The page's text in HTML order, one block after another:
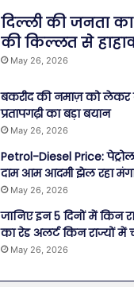
दिल्ली की जनता
की किल्लत से
May 26, 2026
बकरीद की नमाज़ को लेकर
प्रतापगढ़ी का बड़ा बयान
May 26, 2026
Petrol-Diesel Price:
दाम आम आदमी झेल रहा
May 26, 2026
जानिए इन 5 दिनों में किन
का रेड अलर्ट किन राज्यों
May 26, 2026